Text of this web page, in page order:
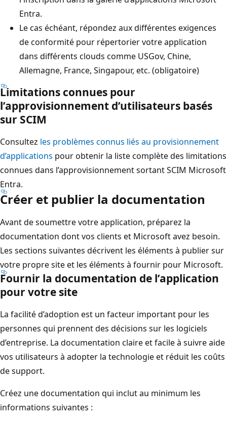
Entra.
Le cas échéant, répondez aux différentes exigences
de conformité pour répertorier votre application
dans différents clouds comme USGov, Chine,
Allemagne, France, Singapour, etc. (obligatoire)
Limitations connues pour
l’approvisionnement d’utilisateurs basés
sur SCIM
Consultez les problèmes connus liés au provisionnement
d’applications pour obtenir la liste complète des limitations
connues dans l’approvisionnement sortant SCIM Microsoft
Entra.
Créer et publier la documentation
Avant de soumettre votre application, préparez la
documentation dont vos clients et Microsoft avez besoin.
Les sections suivantes décrivent les éléments à publier sur
votre propre site et les éléments à fournir pour Microsoft.
Fournir la documentation de l’application
pour votre site
La facilité d’adoption est un facteur important pour les
personnes qui prennent des décisions sur les logiciels
d’entreprise. La documentation claire et facile à suivre aide
vos utilisateurs à adopter la technologie et réduit les coûts
de support.
Créez une documentation qui inclut au minimum les
informations suivantes :